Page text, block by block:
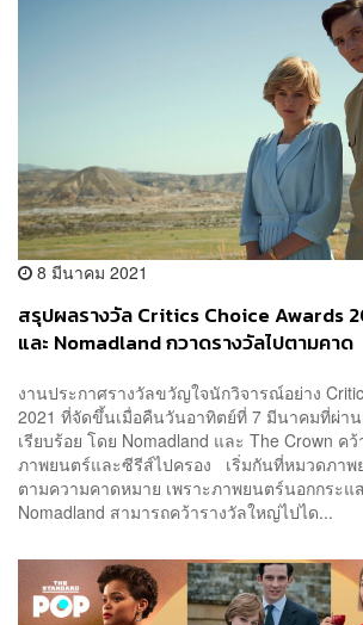
8 มีนาคม 2021
สรุปผลรางวัล Critics Choice Awards
และ Nomadland กวาดรางวัลไปตามคาด
งานประกาศรางวัลขวัญใจนักวิจารณ์อย่าง
2021 ที่จัดขึ้นเมื่อคืนวันอาทิตย์ที่ 7 มีนาคมที่ผ่า
เรียบร้อย โดย Nomadland และ The Crown ค
ภาพยนตร์และซีรีส์ไปครอง เริ่มกันที่หมวดภาพ
ตามความคาดหมาย เพราะภาพยนตร์นอกกระแ
Nomadland สามารถคว้ารางวัลใหญ่ไปได...